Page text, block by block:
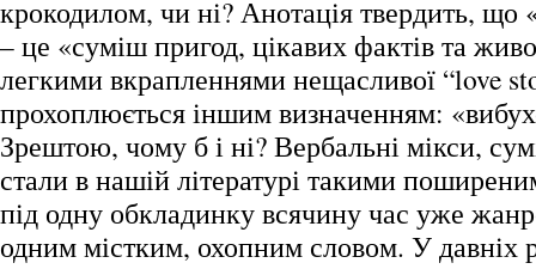
крокодилом, чи ні? Анотація твердить, що
– це «суміш пригод, цікавих фактів та
легкими вкрапленнями нещасливої “love
прохоплюється іншим визначенням:
Зрештою, чому б і ні? Вербальні мікси,
стали в нашій літературі такими
під одну обкладинку всячину час уже
одним містким, охопним словом. У давніх